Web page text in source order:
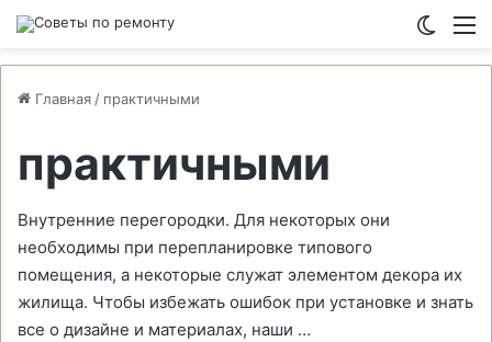
Главная / практичными
практичными
Внутренние перегородки. Для некоторых они
необходимы при перепланировке типового
помещения, а некоторые служат элементом декора их
жилища. Чтобы избежать ошибок при установке и знать
все о дизайне и материалах, наши …